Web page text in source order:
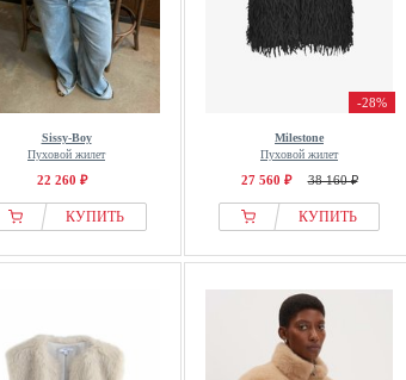
Sissy-Boy
Пуховой жилет
22 260 ₽
КУПИТЬ
-28%
Milestone
Пуховой жилет
27 560 ₽ 38 160 ₽
КУПИТЬ